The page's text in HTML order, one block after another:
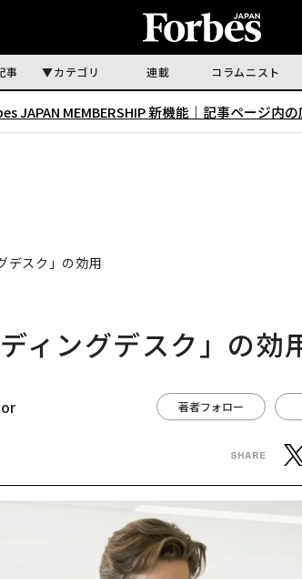
事 カテゴリ 連載 コラムニスト
JAPAN MEMBERSHIP 新機能｜ 記事ページ内
デスク」の効用
ィングデスク」の効
著者フォロー